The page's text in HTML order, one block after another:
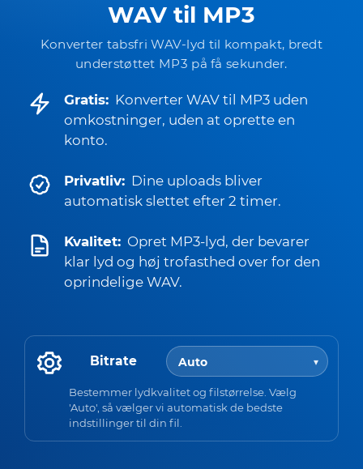
WAV til MP3
Konverter tabsfri WAV-lyd til kompakt, bredt
understøttet MP3 på få sekunder.
Gratis: Konverter WAV til MP3 uden
omkostninger, uden at oprette en
konto.
Privatliv: Dine uploads bliver
automatisk slettet efter 2 timer.
Kvalitet: Opret MP3-lyd, der bevarer
klar lyd og høj trofasthed over for den
oprindelige WAV.
Bitrate
Bestemmer lydkvalitet og filstørrelse. Vælg
'Auto', så vælger vi automatisk de bedste
indstillinger til din fil.